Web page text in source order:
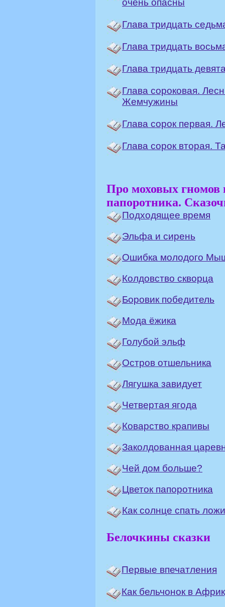
очень опасны
Глава тридцать
Глава тридцать
Глава тридцать
Глава сороковая.
Жемчужины
Глава сорок первая.
Глава сорок вторая.
Про моховых гномов
папоротника.
Подходящее время
Эльфа и сирень
Ошибка молодого
Колдовство скворца
Боровик победитель
Мода ёжика
Голубой эльф
Остров отшельника
Лягушка завидует
Четвертая ягода
Коварство крапивы
Заколдованная
Чей дом больше?
Цветок папоротника
Как солнце спать
Белочкины сказки
Первые впечатления
Как бельчонок в